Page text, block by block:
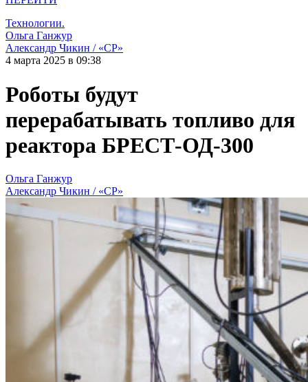
Технологии.
Ольга Ганжур
Александр Чикин / «СР»
4 марта 2025 в 09:38
Роботы будут
перерабатывать топливо для
реактора БРЕСТ-ОД-300
Ольга Ганжур
Александр Чикин / «СР»